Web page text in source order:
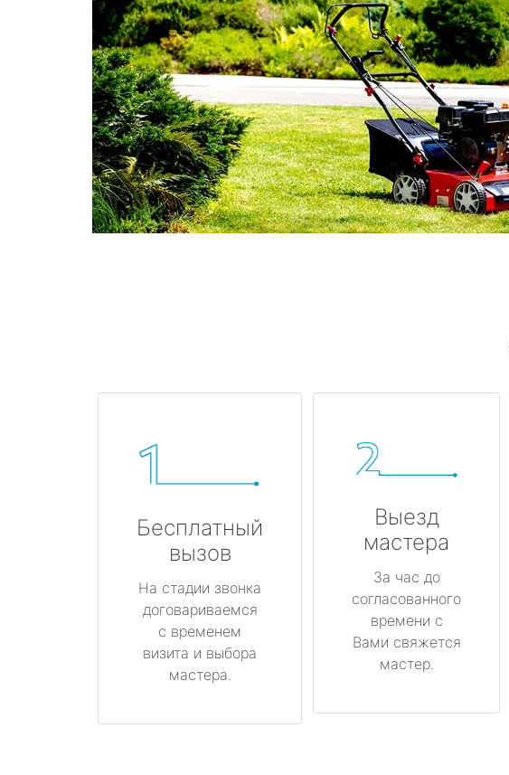
Бесплатный
вызов
На стадии звонка
договариваемся
с временем
визита и выбора
мастера.
Выезд
мастера
За час до
согласованного
времени с
Вами свяжется
мастер.